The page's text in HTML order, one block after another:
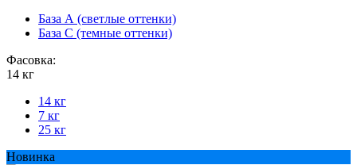
База А (светлые оттенки)
База С (темные оттенки)
Фасовка:
14 кг
14 кг
7 кг
25 кг
Новинка